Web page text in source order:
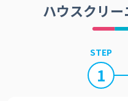
ハウスクリ
STEP
1